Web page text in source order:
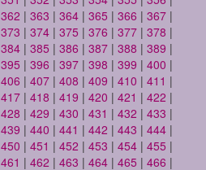
362 | 363 | 364 | 365 | 366 | 367 |
373 | 374 | 375 | 376 | 377 | 378 |
384 | 385 | 386 | 387 | 388 | 389 |
395 | 396 | 397 | 398 | 399 | 400 |
406 | 407 | 408 | 409 | 410 | 411 |
417 | 418 | 419 | 420 | 421 | 422 |
428 | 429 | 430 | 431 | 432 | 433 |
439 | 440 | 441 | 442 | 443 | 444 |
450 | 451 | 452 | 453 | 454 | 455 |
461 | 462 | 463 | 464 | 465 | 466 |